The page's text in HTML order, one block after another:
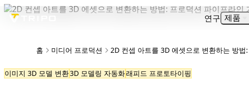
연구 제품
홈 미디어 프로덕션 2D 컨셉 아트를 3D 에셋으로 변환하는 방
이미지 3D 모델 변환3D 모델링 자동화래피드 프로토타이핑